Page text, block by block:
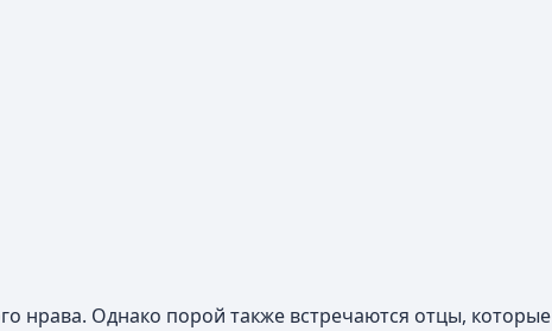
нрава. Однако порой также встречаются отцы, которые